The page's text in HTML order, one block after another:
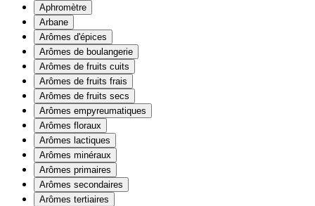
Aphromètre
Arbane
Arômes d'épices
Arômes de boulangerie
Arômes de fruits cuits
Arômes de fruits frais
Arômes de fruits secs
Arômes empyreumatiques
Arômes floraux
Arômes lactiques
Arômes minéraux
Arômes primaires
Arômes secondaires
Arômes tertiaires